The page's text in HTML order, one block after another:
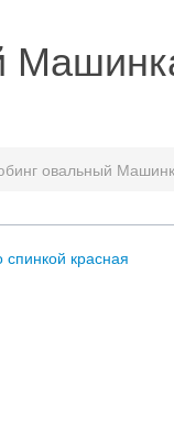
овальный